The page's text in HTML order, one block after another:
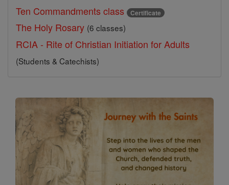
Ten Commandments class Certificate
The Holy Rosary (6 classes)
RCIA - Rite of Christian Initiation for Adults
(Students & Catechists)